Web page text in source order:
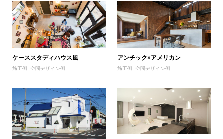
ケーススタディハウス風
施工例 空間デザイン例
アンチック×アメリカン
施工例 空間デザイン例